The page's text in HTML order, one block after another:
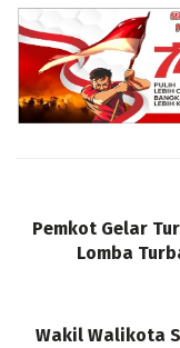
Pemkot Gelar
Lomba
Wakil Walikota